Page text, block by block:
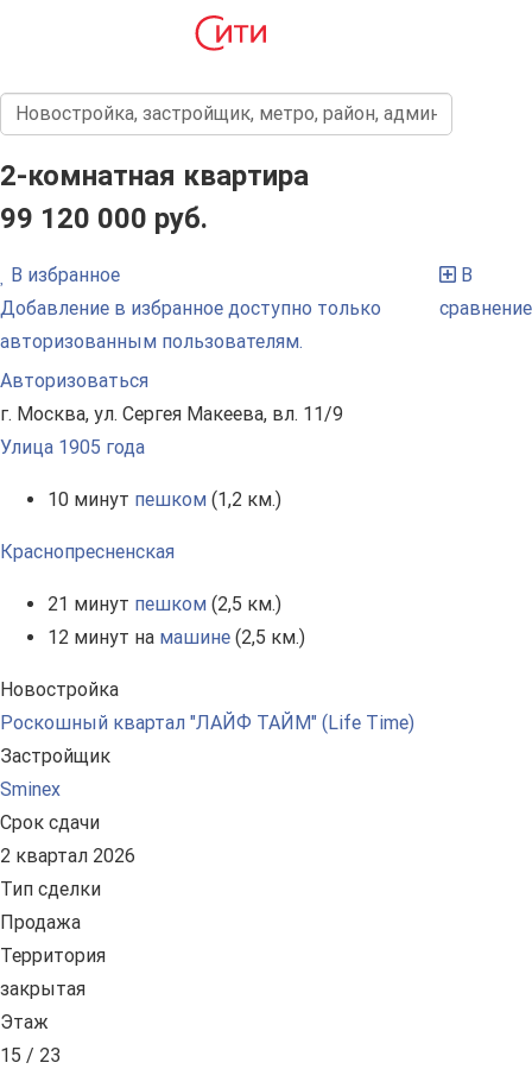
2-комнатная квартира
99 120 000 руб.
В избранное
Добавление в избранное доступно только
авторизованным пользователям.
Авторизоваться
В
сравнение
г. Москва, ул. Сергея Макеева, вл. 11/9
Улица 1905 года
10 минут пешком (1,2 км.)
Краснопресненская
21 минут пешком (2,5 км.)
12 минут на машине (2,5 км.)
Новостройка
Роскошный квартал "ЛАЙФ ТАЙМ" (Life Time)
Застройщик
Sminex
Срок сдачи
2 квартал 2026
Тип сделки
Продажа
Территория
закрытая
Этаж
15 / 23